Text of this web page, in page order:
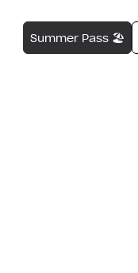
Summer Pass 🏖️